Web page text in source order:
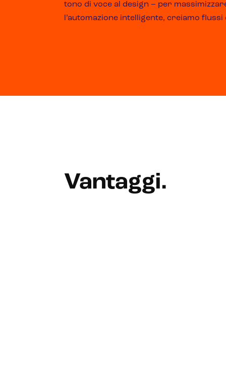
tono di voce al design – per
l’automazione intelligente, creiamo
Vantaggi.